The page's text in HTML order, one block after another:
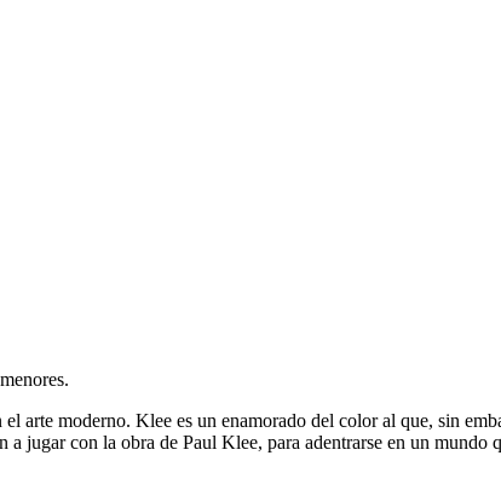
arte moderno. Klee es un enamorado del color al que, sin
jugar con la obra de Paul Klee, para adentrarse en un